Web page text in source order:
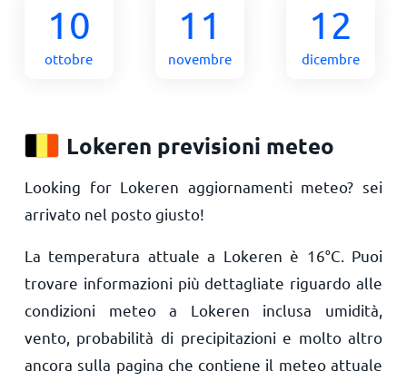
10
ottobre
11
novembre
12
dicembre
Lokeren previsioni meteo
Looking for Lokeren aggiornamenti meteo? sei
arrivato nel posto giusto!
La temperatura attuale a Lokeren è 16°C . Puoi
trovare informazioni più dettagliate riguardo alle
condizioni meteo a Lokeren inclusa umidità,
vento, probabilità di precipitazioni e molto altro
ancora sulla pagina che contiene il meteo attuale